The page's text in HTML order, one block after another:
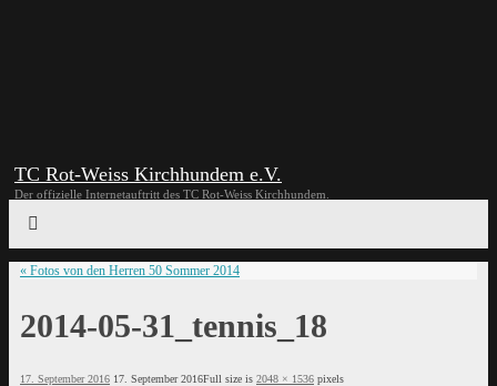
TC Rot-Weiss Kirchhundem e.V.
Der offizielle Internetauftritt des TC Rot-Weiss Kirchhundem.
« Fotos von den Herren 50 Sommer 2014
2014-05-31_tennis_18
17. September 2016 17. September 2016Full size is 2048 × 1536 pixels